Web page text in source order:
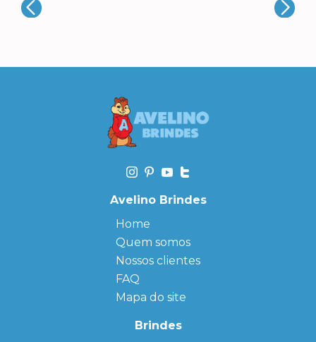
Avelino Brindes
Home
Quem somos
Nossos clientes
FAQ
Mapa do site
Brindes